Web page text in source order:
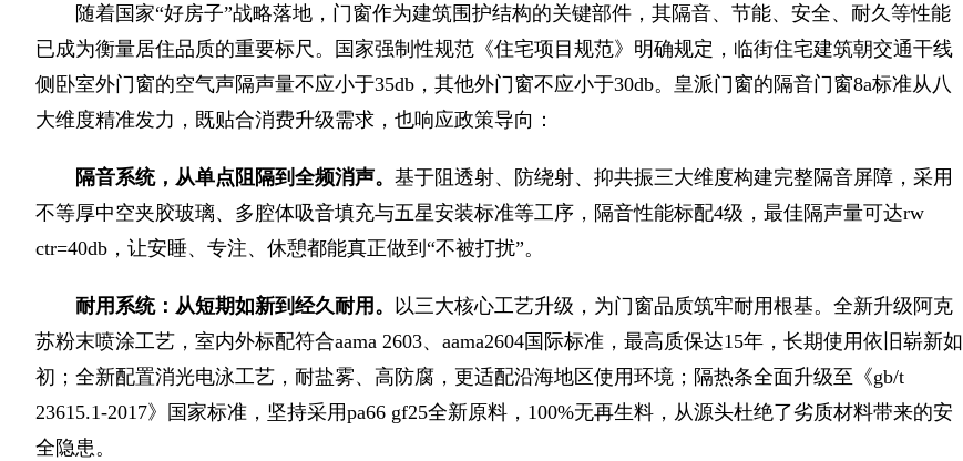
随着国家“好房子”战略落地，门窗作为建筑围护结构的关键部件，其隔音、节能、安全、耐久等性能
已成为衡量居住品质的重要标尺。国家强制性规范《住宅项目规范》明确规定，临街住宅建筑朝交通干线
侧卧室外门窗的空气声隔声量不应小于35db，其他外门窗不应小于30db。皇派门窗的隔音门窗8a标准从八
大维度精准发力，既贴合消费升级需求，也响应政策导向：
隔音系统， 从单点阻隔到全频消声。 基于阻透射、防绕射、抑共振三大维度构建完整隔音屏障，采用
不等厚中空夹胶玻璃、多腔体吸音填充与五星安装标准等工序，隔音性能标配4级，最佳隔声量可达rw
ctr=40db，让安睡、专注、休憩都能真正做到“不被打扰”。
耐用系统：从短期如新到经久耐用 。 以三大核心工艺升级，为门窗品质筑牢耐用根基。全新升级阿克
苏粉末喷涂工艺，室内外标配符合aama 2603、aama2604国际标准，最高质保达15年，长期使用依旧崭新如
初；全新配置消光电泳工艺，耐盐雾、高防腐，更适配沿海地区使用环境；隔热条全面升级至《gb/t
23615.1-2017》国家标准，坚持采用pa66 gf25全新原料，100%无再生料，从源头杜绝了劣质材料带来的安
全隐患。